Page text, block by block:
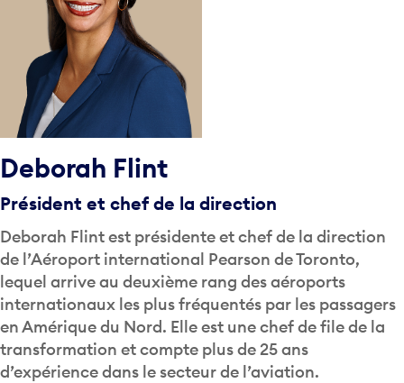
Deborah Flint
Président et chef de la direction
Deborah Flint est présidente et chef de la direction
de l’Aéroport international Pearson de Toronto,
lequel arrive au deuxième rang des aéroports
internationaux les plus fréquentés par les passagers
en Amérique du Nord. Elle est une chef de file de la
transformation et compte plus de 25 ans
d’expérience dans le secteur de l’aviation.